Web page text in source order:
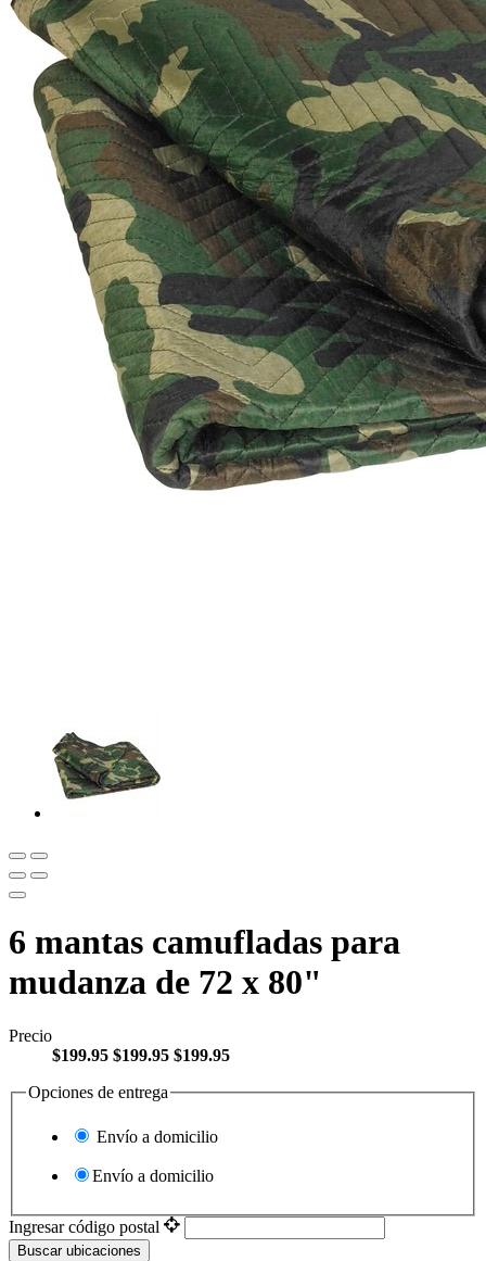
6 mantas camufladas para
mudanza de 72 x 80"
Precio
$199.95 $199.95 $199.95
Opciones de entrega
Envío a domicilio
Envío a domicilio
Ingresar código postal
Buscar ubicaciones